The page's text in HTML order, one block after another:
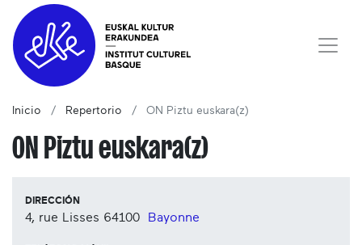
Inicio Repertorio ON Piztu euskara(z)
ON Piztu euskara(z)
DIRECCIÓN
4, rue Lisses 64100 Bayonne